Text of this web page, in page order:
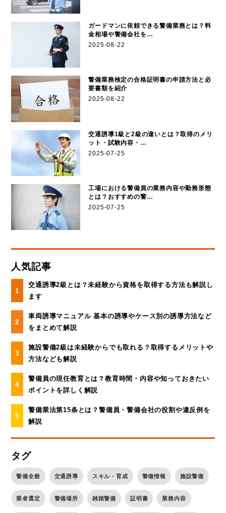
ガードマンに依頼できる警備業務とは？料
金相場や警備会社を…
2025-08-22
警備業務検定の合格証明書の申請方法と必
要書類を紹介
2025-08-22
交通誘導1級と2級の違いとは？取得のメリ
ット・試験内容・…
2025-07-25
工場における警備員の業務内容や勤務形態
とは？おすすめの警…
2025-07-25
人気記事
交通誘導2級とは？未経験から資格を取得する方法も解説し
ます
車両誘導マニュアル 基本の誘導やケース別の誘導方法など
をまとめて解説
施設警備2級は未経験からでも取れる？取得するメリットや
方法なども解説
警備員の現任教育とは？教育時間・内容や知っておきたい
ポイントを詳しく解説
警備業法第15条とは？警備員・警備会社の役割や違反例を
解説
タグ
警備全般 交通誘導 スキル・育成 警備情報 施設警備
業者選定 警備場所 雑踏警備 証明書 業務内容